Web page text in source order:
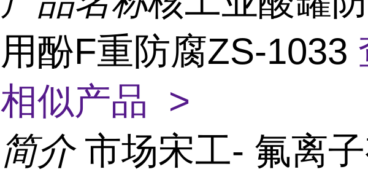
用酚F重防腐ZS-1033
相似产品 >
简介 市场宋工- 氟离